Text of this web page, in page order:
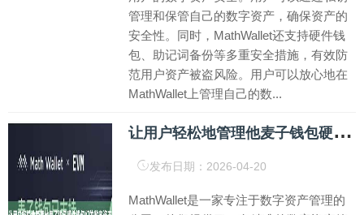
管理和保管自己的数字资产，确保资产的
安全性。同时，MathWallet还支持硬件钱
包、助记词备份等多重安全措施，有效防
范用户资产被盗风险。用户可以放心地在
MathWallet上管理自己的数...
让
用户轻松地管理他麦子钱包硬件钱包们的数字资产
发布日期：2026-04-20
MathWallet是一家专注于数字资产管理的